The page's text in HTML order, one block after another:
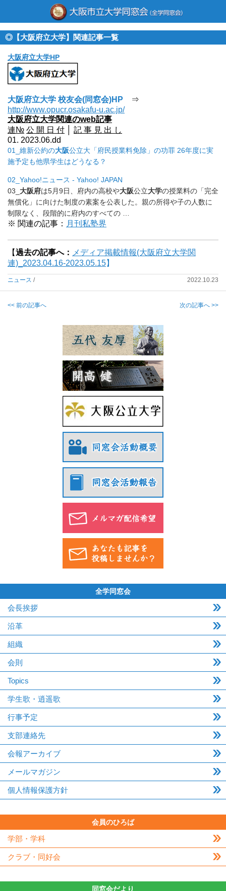
◎【大阪府立大学】関連記事一覧
大阪府立大学HP
大阪府立大学 校友会(同窓会)HP ⇒
http://www.opucr.osakafu-u.ac.jp/
大阪府立大学関連のweb記事
連№ 公 開 日 付
記 事 見 出 し
01. 2023.06.dd
01_維新公約の大阪公立大「府民授業料免除」の功罪 26年度に実
施予定も他県学生はどうなる？
02_Yahoo!ニュース - Yahoo! JAPAN
03_ 大阪府は5月9日、府内の高校や大阪公立大学の授業料の「完全
無償化」に向けた制度の素案を公表した。 親の所得や子の人数に
制限なく、段階的に府内のすべての …
※ 関連の記事： 月刊私塾界
【過去の記事へ： メディア掲載情報(大阪府立大学関
連)_2023.04.16-2023.05.15】
ニュース / 2022.10.23
<< 前の記事へ 次の記事へ >>
全学同窓会
会長挨拶
沿革
組織
会則
Topics
学生歌・逍遥歌
行事予定
支部連絡先
会報アーカイブ
メールマガジン
個人情報保護方針
会員のひろば
学部・学科
クラブ・同好会
同窓会だより